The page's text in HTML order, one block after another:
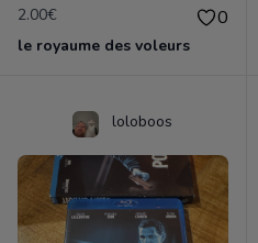
2.00€ 0
le royaume des voleurs
loloboos